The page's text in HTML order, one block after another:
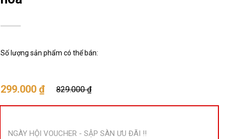
299.000 ₫ 829.000 ₫
Số lượng sản phẩm có thể bán:
NGÀY HỘI VOUCHER - SẬP SÀN ƯU ĐÃI !!